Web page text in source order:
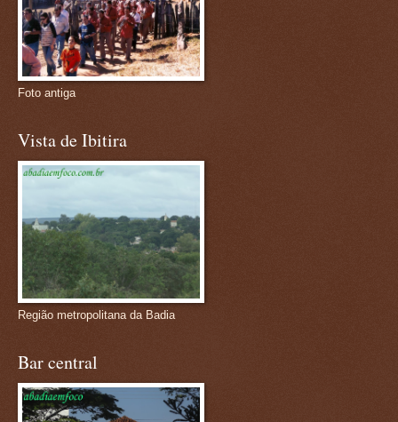
Foto antiga
Vista de Ibitira
Região metropolitana da Badia
Bar central